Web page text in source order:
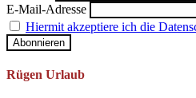
E-Mail-Adresse
Hiermit akzeptiere ich die
Rügen Urlaub